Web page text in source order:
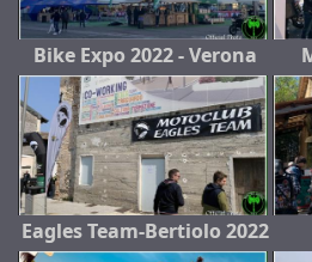
Bike Expo 2022 - Verona
Eagles Team-Bertiolo 2022